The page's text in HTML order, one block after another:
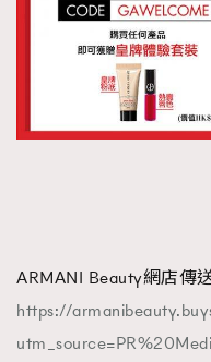
ARMANI Beauty網店傳
https://